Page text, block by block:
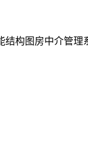
结构图房中介管理